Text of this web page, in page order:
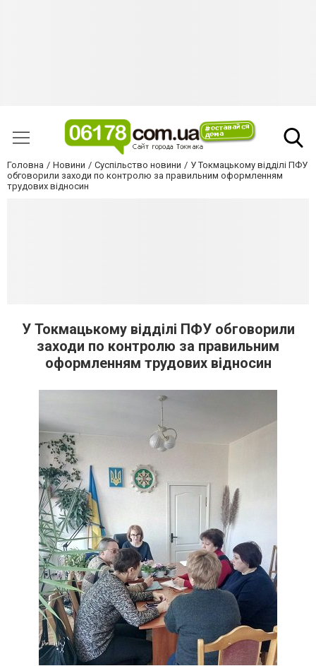
Головна Новини Суспільство новини
У Токмацькому відділі ПФУ
обговорили заходи по контролю за правильним оформленням
трудових відносин
У Токмацькому відділі ПФУ обговорили
заходи по контролю за правильним
оформленням трудових відносин